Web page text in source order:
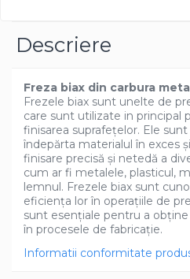
Descriere
Freza biax din carbura
Frezele biax sunt unelte de
care sunt utilizate in principal
finisarea suprafețelor. Ele
îndepărta materialul în exces
finisare precisă și netedă a
cum ar fi metalele, plasticul,
lemnul. Frezele biax sunt
eficiența lor în operațiile de
sunt esențiale pentru a
în procesele de fabricație.
Informatii conformitate